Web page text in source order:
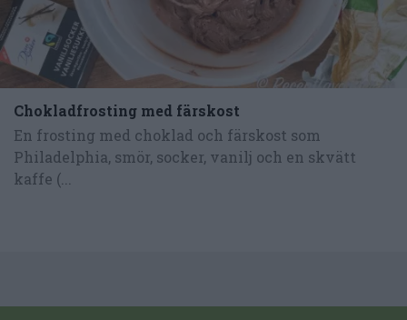
Chokladfrosting med färskost
En frosting med choklad och färskost som
Philadelphia, smör, socker, vanilj och en skvätt
kaffe (...